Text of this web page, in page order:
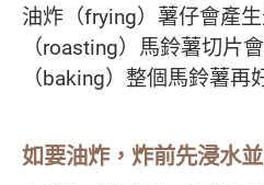
油炸（frying）薯仔會產
（roasting）馬鈴薯切片
（baking）整個馬鈴薯再
如要油炸，炸前先浸水